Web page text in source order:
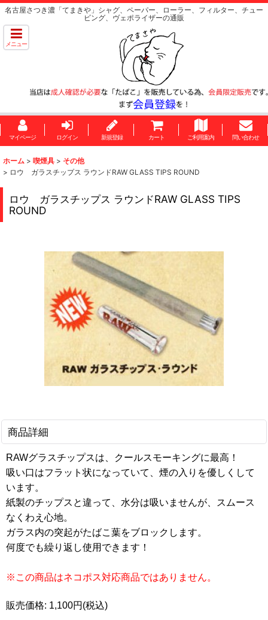
名古屋さつき濃「てまきや」シャグ、ペーパー、ローラー、フィルター、チュー
ビング、ヴェポライザーの通販
メニュー
マイページ ログイン 新規登録 カート ご利用案内 問い合わせ
ホーム > 喫煙具 > その他
> ロウ ガラスチップス ラウンドRAW GLASS TIPS ROUND
ロウ ガラスチップス ラウンドRAW GLASS TIPS
ROUND
商品詳細
RAWグラスチップスは、クールスモーキングに最高！
吸い口はフラット状になっていて、煙の入りを優しくして
います。
紙製のチップスと違って、水分は吸いませんが、スムース
なくわえ心地。
ガラス内の突起がたばこ葉をブロックします。
何度でも繰り返し使用できます！
※この商品はネコポス対応商品ではありません。
販売価格: 1,100円(税込)